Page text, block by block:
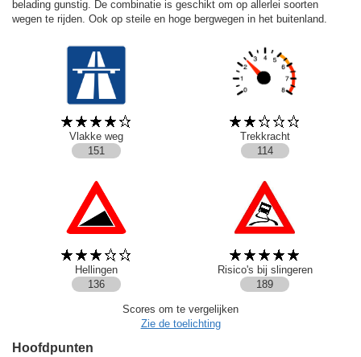
belading gunstig. De combinatie is geschikt om op allerlei soorten
wegen te rijden. Ook op steile en hoge bergwegen in het buitenland.
Vlakke weg
Trekkracht
151
114
Hellingen
Risico's bij slingeren
136
189
Scores om te vergelijken
Zie de toelichting
Hoofdpunten